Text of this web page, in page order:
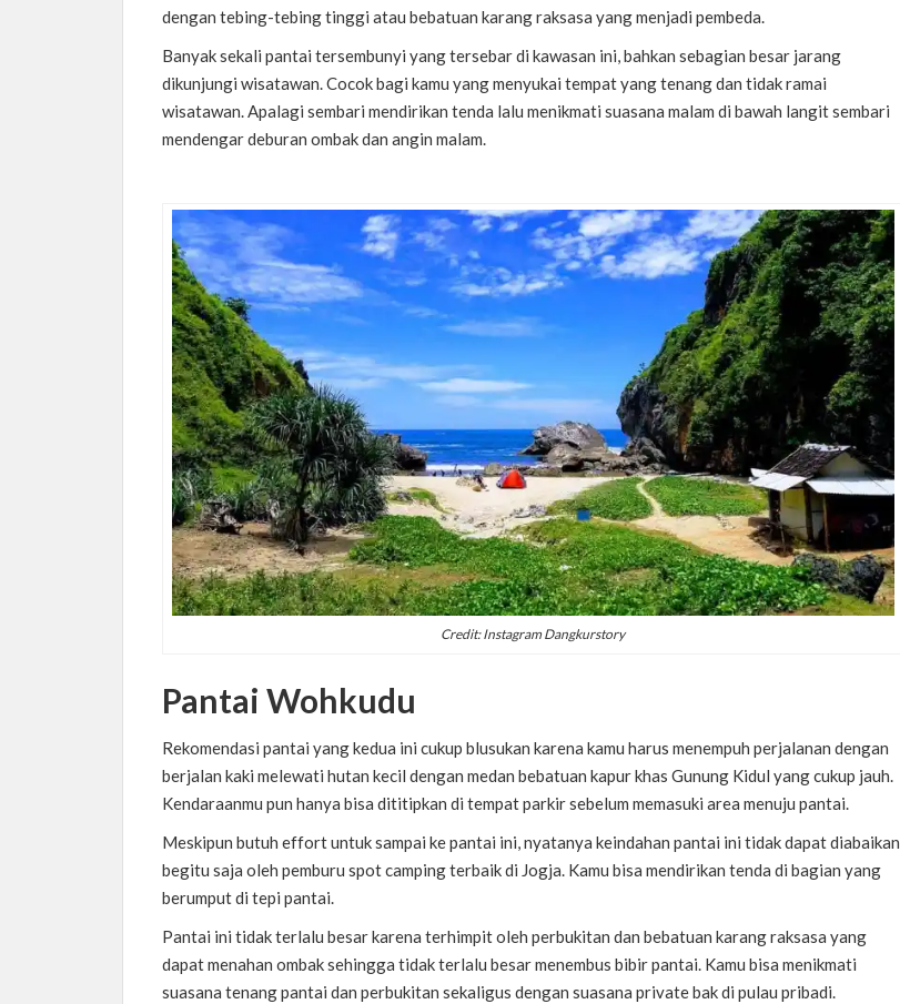
dengan tebing-tebing tinggi atau bebatuan karang raksasa yang menjadi pembeda.
Banyak sekali pantai tersembunyi yang tersebar di kawasan ini, bahkan sebagian besar jarang
dikunjungi wisatawan. Cocok bagi kamu yang menyukai tempat yang tenang dan tidak ramai
wisatawan. Apalagi sembari mendirikan tenda lalu menikmati suasana malam di bawah langit sembari
mendengar deburan ombak dan angin malam.
Credit: Instagram Dangkurstory
Pantai Wohkudu
Rekomendasi pantai yang kedua ini cukup blusukan karena kamu harus menempuh perjalanan dengan
berjalan kaki melewati hutan kecil dengan medan bebatuan kapur khas Gunung Kidul yang cukup jauh.
Kendaraanmu pun hanya bisa dititipkan di tempat parkir sebelum memasuki area menuju pantai.
Meskipun butuh effort untuk sampai ke pantai ini, nyatanya keindahan pantai ini tidak dapat diabaikan
begitu saja oleh pemburu spot camping terbaik di Jogja. Kamu bisa mendirikan tenda di bagian yang
berumput di tepi pantai.
Pantai ini tidak terlalu besar karena terhimpit oleh perbukitan dan bebatuan karang raksasa yang
dapat menahan ombak sehingga tidak terlalu besar menembus bibir pantai. Kamu bisa menikmati
suasana tenang pantai dan perbukitan sekaligus dengan suasana private bak di pulau pribadi.